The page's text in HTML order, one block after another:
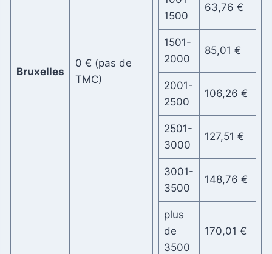
Bruxelles
0 € (pas de
TMC)
1500
63,76 €
1501-
2000
85,01 €
2001-
2500
106,26 €
2501-
3000
127,51 €
3001-
3500
148,76 €
plus
de
3500
170,01 €